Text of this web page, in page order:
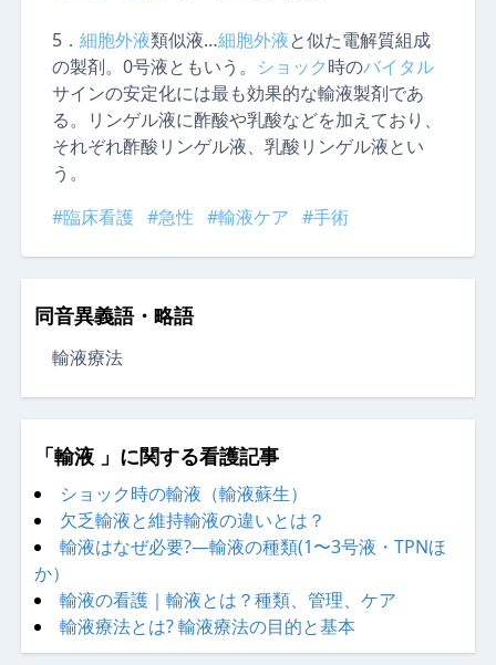
5． 細胞外液類似液…細胞外液と似た電解質組成
の製剤。0号液ともいう。 ショック時のバイタル
サインの安定化には最も効果的な輸液製剤であ
る。リンゲル液に酢酸や乳酸などを加えており、
それぞれ酢酸リンゲル液、乳酸リンゲル液とい
う。
#臨床看護 #急性 #輸液ケア #手術
同音異義語・略語
輸液療法
「輸液 」に関する看護記事
ショック時の輸液（輸液蘇生）
欠乏輸液と維持輸液の違いとは？
輸液はなぜ必要?—輸液の種類(1〜3号液・TPNほ
か）
輸液の看護｜輸液とは？種類、管理、ケア
輸液療法とは? 輸液療法の目的と基本